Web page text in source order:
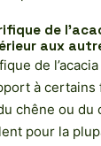
de
aux
de
à
chêne ou du
pour la